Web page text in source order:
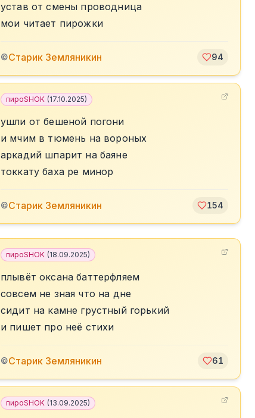
устав от смены проводница
мои читает пирожки
©Старик Земляникин 94
пироSHOK (17.10.2025)
ушли от бешеной погони
и мчим в тюмень на вороных
аркадий шпарит на баяне
токкату баха ре минор
©Старик Земляникин 154
пироSHOK (18.09.2025)
плывёт оксана баттерфляем
совсем не зная что на дне
сидит на камне грустный горький
и пишет про неё стихи
©Старик Земляникин 61
пироSHOK (13.09.2025)